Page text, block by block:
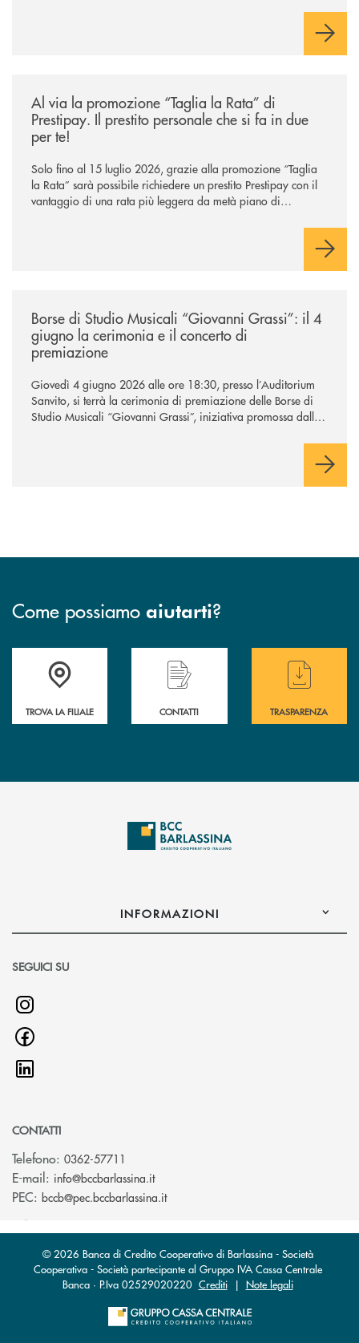
Al via la promozione “Taglia la Rata” di
Prestipay. Il prestito personale che si fa in due
per te!
Solo fino al 15 luglio 2026, grazie alla promozione “Taglia
la Rata” sarà possibile richiedere un prestito Prestipay con il
vantaggio di una rata più leggera da metà piano di
Borse di Studio Musicali “Giovanni Grassi”: il 4
giugno la cerimonia e il concerto di
premiazione
Giovedì 4 giugno 2026 alle ore 18:30, presso l’Auditorium
Sanvito, si terrà la cerimonia di premiazione delle Borse di
Studio Musicali “Giovanni Grassi”, iniziativa promossa dalla
Come possiamo aiutarti?
Accedi all' elenco completo delle filiali di BCC Barlassina.
TROVA LA FILIALE
Hai bisogno di assistenza immediata ?
CONTATTI
Hai bisogno di
TRASPARENZA
INFORMAZIONI
SEGUICI SU
CONTATTI
Telefono: 0362-57711
E-mail: info@bccbarlassina.it(si apre l’app di posta elettronica)
PEC: bccb@pec.bccbarlassina.it(si apre l’app di posta elettronica)
© 2026 Banca di Credito Cooperativo di Barlassina - Società
Cooperativa - Società partecipante al Gruppo IVA Cassa Centrale
Banca · P.Iva 02529020220 Crediti| Note legali